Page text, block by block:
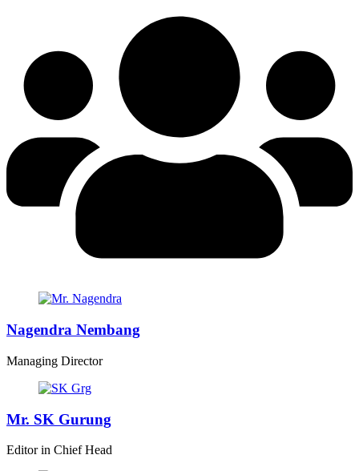
Nagendra Nembang
Managing Director
Mr. SK Gurung
Editor in Chief Head